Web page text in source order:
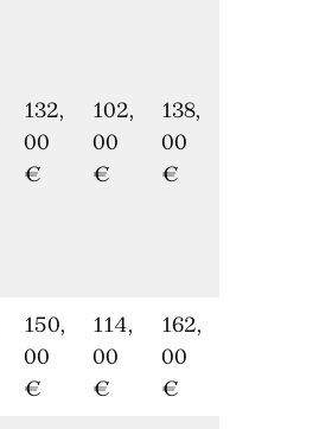
132,
00
€
102,
00
€
138,
00
€
150,
00
€
114,
00
€
162,
00
€